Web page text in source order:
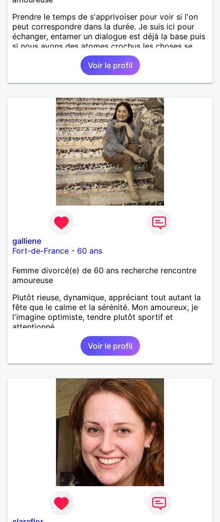
Prendre le temps de s'apprivoiser pour voir si l'on
peut correspondre dans la durée. Je suis ici pour
échanger, entamer un dialogue est déjà la base puis
si nous avons des atomes crochus les choses se
mettrons en place petit à petit normalement.
Voir le profil
galliene
Fort-de-France - 60 ans
Femme divorcé(e) de 60 ans recherche rencontre
amoureuse
Plutôt rieuse, dynamique, appréciant tout autant la
fête que le calme et la sérénité. Mon amoureux, je
l'imagine optimiste, tendre plutôt sportif et
attentionné.
Voir le profil